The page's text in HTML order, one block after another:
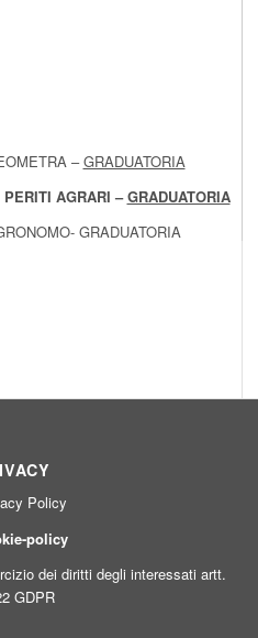
–GRADUATORIA
AGRARI –GRADUATORIA
GRADUATORIA
Policy
policy
dei diritti degli interessati artt.
GDPR